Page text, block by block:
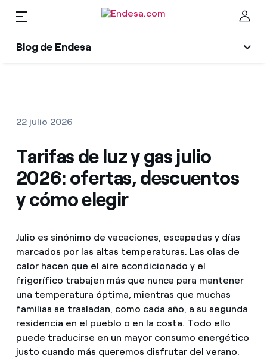
Blog de Endesa
Climatización
Gas
Movilidad
Solar
Electrodomésticos
Empresas
Consejos de ahorro
Otros
Futuro
Hogares
Encuentra la tarifa que más te conviene
Por cada kWh que ahorres, te descontamos otro
¿Cómo ver mis facturas de Endesa?
¿Cómo cambiar el titular del contrato?
¿Has recibido una oferta para cambiar de
compañía?
Servicios
Solar
Climatización
Te ayudamos
ES
22 julio 2026
Tarifas de luz y gas julio
2026: ofertas, descuentos
y cómo elegir
Julio es sinónimo de vacaciones, escapadas y días
marcados por las altas temperaturas. Las olas de
calor hacen que el aire acondicionado y el
frigorífico trabajen más que nunca para mantener
una temperatura óptima, mientras que muchas
familias se trasladan, como cada año, a su segunda
residencia en el pueblo o en la costa. Todo ello
puede traducirse en un mayor consumo energético
justo cuando más queremos disfrutar del verano.